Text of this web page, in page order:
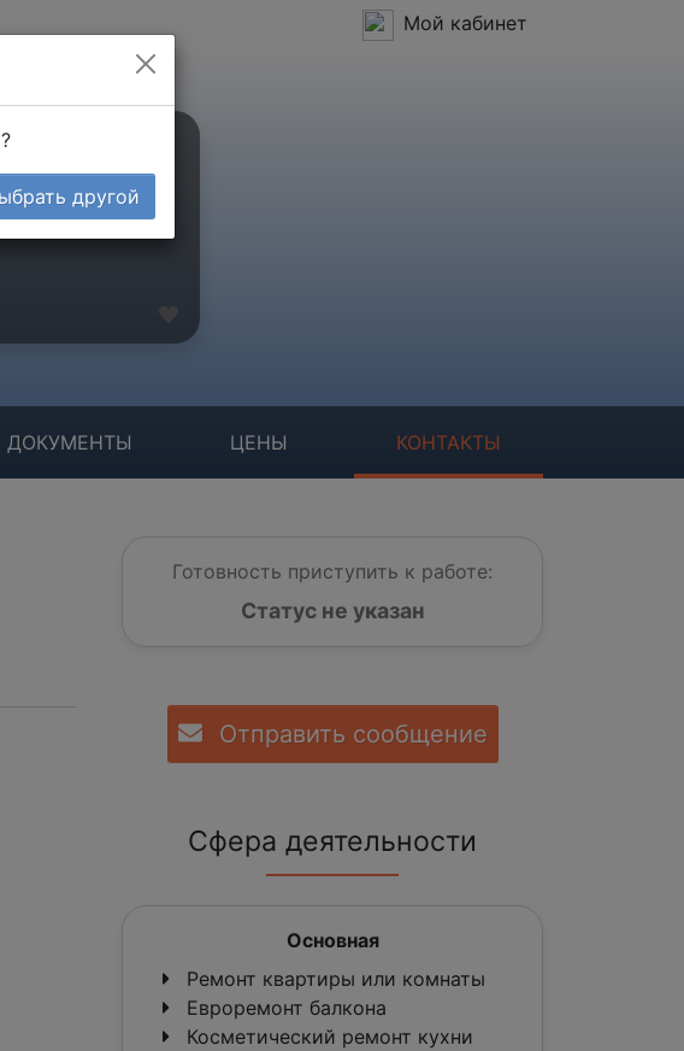
Мой кабинет
ДОКУМЕНТЫ ЦЕНЫ КОНТАКТЫ
Готовность приступить к работе:
Статус не указан
Отправить сообщение
Сфера деятельности
Основная
Ремонт квартиры или комнаты
Евроремонт балкона
Косметический ремонт кухни
другой